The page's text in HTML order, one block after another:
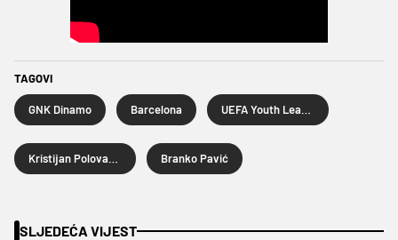
TAGOVI
GNK Dinamo Barcelona
Branko Pavić
SLJEDEĆA VIJEST